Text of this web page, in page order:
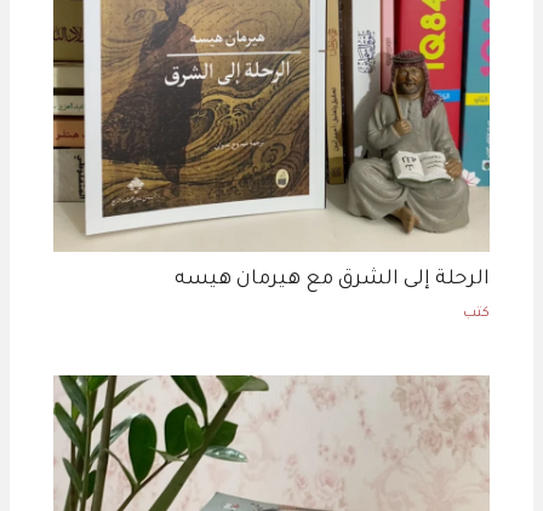
الرحلة إلى الشرق مع هيرمان هيسه
كتب